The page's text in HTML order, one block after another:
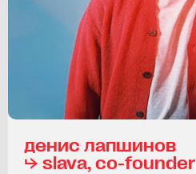
денис лапшинов
⮡ slava, co-founder